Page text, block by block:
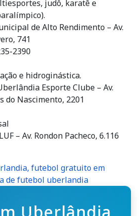
judô, karatê e
de Alto Rendimento – Av.
741
2390
e hidroginástica.
Esporte Clube – Av.
do Nascimento, 2201
– Av. Rondon Pacheco, 6.116
futebol gratuito em
de futebol uberlandia